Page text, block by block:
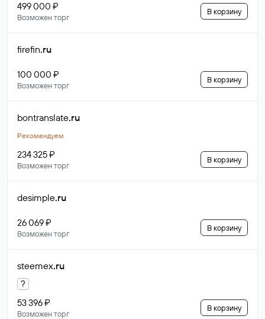
499 000 ₽
Возможен торг
В корзину
firefin.ru
100 000 ₽
Возможен торг
В корзину
bontranslate.ru
Рекомендуем
234 325 ₽
Возможен торг
В корзину
desimple.ru
26 069 ₽
Возможен торг
В корзину
steemex.ru
?
53 396 ₽
Возможен торг
В корзину